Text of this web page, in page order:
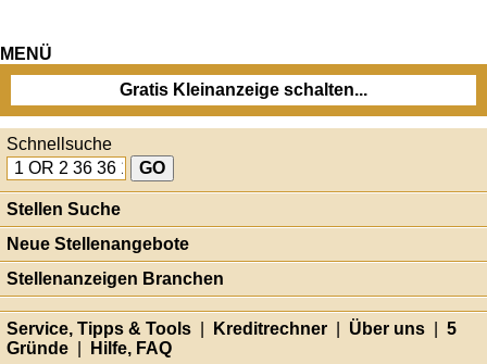
MENÜ
Gratis Kleinanzeige schalten...
Schnellsuche
Stellen Suche
Neue Stellenangebote
Stellenanzeigen Branchen
Service, Tipps & Tools Kreditrechner Über uns
5
Gründe
Hilfe, FAQ